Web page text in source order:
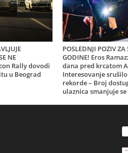
NE
Rally dovodi
u Beograd
POSLEDNJI POZIV ZA
GODINE! Eros
dana pred krcatom
Interesovanje srušilo
rekorde – Broj
ulaznica smanjuje se